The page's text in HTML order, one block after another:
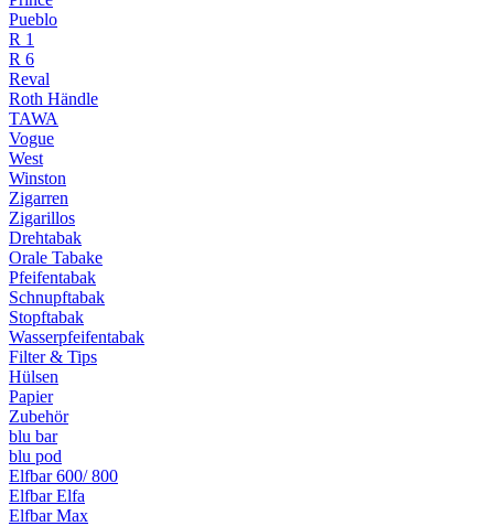
Pueblo
R 1
R 6
Reval
Roth Händle
TAWA
Vogue
West
Winston
Zigarren
Zigarillos
Drehtabak
Orale Tabake
Pfeifentabak
Schnupftabak
Stopftabak
Wasserpfeifentabak
Filter & Tips
Hülsen
Papier
Zubehör
blu bar
blu pod
Elfbar 600/ 800
Elfbar Elfa
Elfbar Max